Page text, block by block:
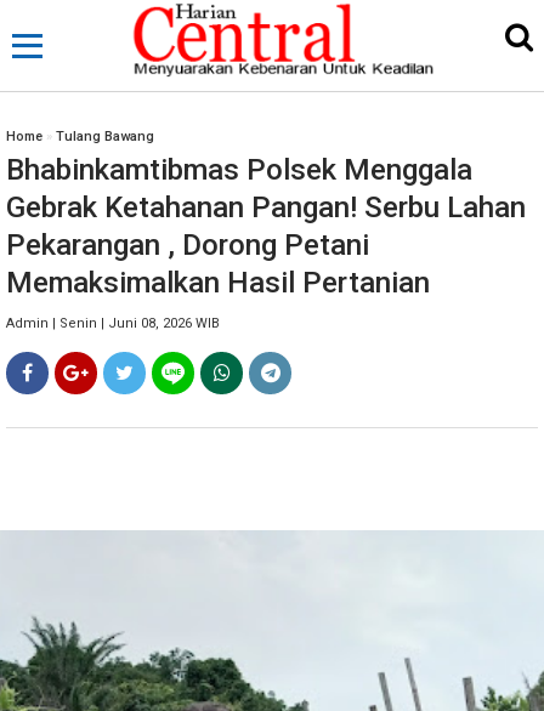
Home » Tulang Bawang
Bhabinkamtibmas Polsek Menggala
Gebrak Ketahanan Pangan! Serbu Lahan
Pekarangan , Dorong Petani
Memaksimalkan Hasil Pertanian
Admin | Senin | Juni 08, 2026 WIB